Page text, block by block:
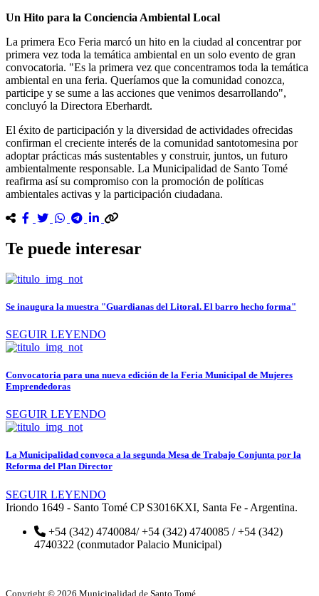
Un Hito para la Conciencia Ambiental Local
La primera Eco Feria marcó un hito en la ciudad al concentrar por
primera vez toda la temática ambiental en un solo evento de gran
convocatoria. "Es la primera vez que concentramos toda la temática
ambiental en una feria. Queríamos que la comunidad conozca,
participe y se sume a las acciones que venimos desarrollando",
concluyó la Directora Eberhardt.
El éxito de participación y la diversidad de actividades ofrecidas
confirman el creciente interés de la comunidad santotomesina por
adoptar prácticas más sustentables y construir, juntos, un futuro
ambientalmente responsable. La Municipalidad de Santo Tomé
reafirma así su compromiso con la promoción de políticas
ambientales activas y la participación ciudadana.
Te puede interesar
Se inaugura la muestra "Guardianas del Litoral. El barro hecho forma"
SEGUIR LEYENDO
Convocatoria para una nueva edición de la Feria Municipal de Mujeres
Emprendedoras
SEGUIR LEYENDO
La Municipalidad convoca a la segunda Mesa de Trabajo Conjunta por la
Reforma del Plan Director
SEGUIR LEYENDO
Iriondo 1649 - Santo Tomé CP S3016KXI, Santa Fe - Argentina.
+54 (342) 4740084/ +54 (342) 4740085 / +54 (342)
4740322 (conmutador Palacio Municipal)
Copyright © 2026 Municipalidad de Santo Tomé